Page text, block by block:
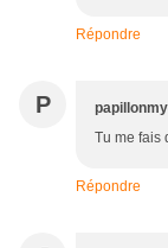
Répondre
P
Tu me fais
Répondre